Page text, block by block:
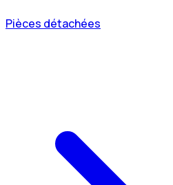
Pièces détachées